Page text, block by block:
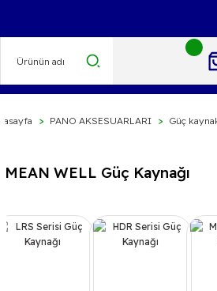
PANO AKSESUARLARI Güç
MEAN WELL Güç Kaynağı